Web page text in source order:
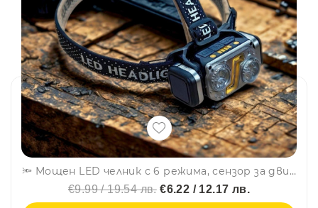
🔦 Мощен LED челник с 6 режима, сензор за движение и магнит за ползване като работна лампа, авариен режим-HX-T70S
€9.99 / 19.54 лв.€6.22 / 12.17 лв.